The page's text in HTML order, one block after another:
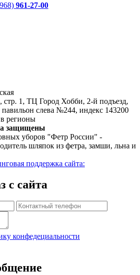
961-27-00
стр. 1, ТЦ Город Хобби, 2-й подъезд,
слева №244, индекс 143200
регионы
защищены
уборов "Фетр России" -
шляпок из фетра, замши, льна и
поддержка сайта:
с сайта
конфедециальности